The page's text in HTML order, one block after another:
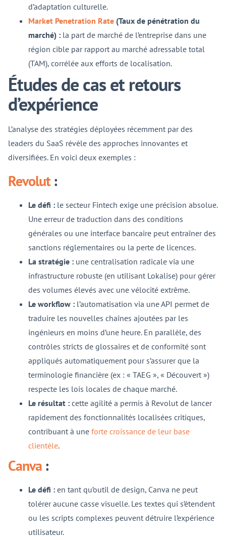
d’adaptation culturelle.
Market Penetration Rate (Taux de pénétration du
marché) : la part de marché de l’entreprise dans une
région cible par rapport au marché adressable total
(TAM), corrélée aux efforts de localisation.
Études de cas et retours
d’expérience
L’analyse des stratégies déployées récemment par des
leaders du SaaS révèle des approches innovantes et
diversifiées. En voici deux exemples :
Revolut:
Le défi : le secteur Fintech exige une précision absolue.
Une erreur de traduction dans des conditions
générales ou une interface bancaire peut entraîner des
sanctions réglementaires ou la perte de licences.
La stratégie : une centralisation radicale via une
infrastructure robuste (en utilisant Lokalise) pour gérer
des volumes élevés avec une vélocité extrême.
Le workflow : l’automatisation via une API permet de
traduire les nouvelles chaînes ajoutées par les
ingénieurs en moins d’une heure. En parallèle, des
contrôles stricts de glossaires et de conformité sont
appliqués automatiquement pour s’assurer que la
terminologie financière (ex : « TAEG », « Découvert »)
respecte les lois locales de chaque marché.
Le résultat : cette agilité a permis à Revolut de lancer
rapidement des fonctionnalités localisées critiques,
contribuant à une forte croissance de leur base
clientèle.
Canva :
Le défi : en tant qu’outil de design, Canva ne peut
tolérer aucune casse visuelle. Les textes qui s’étendent
ou les scripts complexes peuvent détruire l’expérience
utilisateur.